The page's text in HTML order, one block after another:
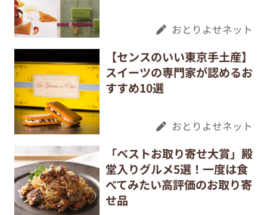
おとりよせネット
【センスのいい東京手土産】
スイーツの専門家が認めるお
すすめ10選
おとりよせネット
「ベストお取り寄せ大賞」殿
堂入りグルメ5選！一度は食
べてみたい高評価のお取り寄
せ品